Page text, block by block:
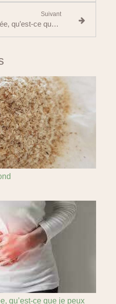
Suivant
Je suis souvent ballonnée, qu’est-ce que je peux faire ?
qu’est-ce que je peux